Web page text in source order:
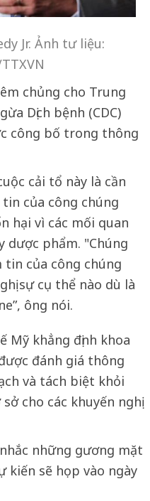
Jr. Ảnh tư liệu:
TTXVN
chủng cho Trung
Dịch bệnh (CDC)
công bố trong thông
cải tổ này là cần
của công chúng
hại vì các mối quan
dược phẩm. "Chúng
của công chúng
sự cụ thể nào dù là
ông nói.
Mỹ khẳng định khoa
đánh giá thông
và tách biệt khỏi
cho các khuyến nghị
những gương mặt
kiến sẽ họp vào ngày